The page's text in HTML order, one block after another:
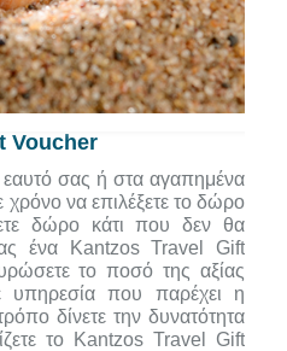
Voucher
σας ή στα αγαπημένα
να επιλέξετε το δώρο
δώρο κάτι που δεν θα
ένα Kantzos Travel Gift
το ποσό της αξίας
που παρέχει η
δίνετε την δυνατότητα
το Kantzos Travel Gift